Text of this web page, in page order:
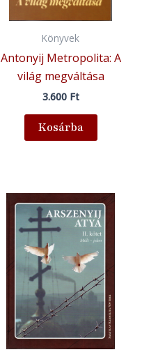
Könyvek
Antonyij Metropolita: A
világ megváltása
3.600 Ft
Kosárba